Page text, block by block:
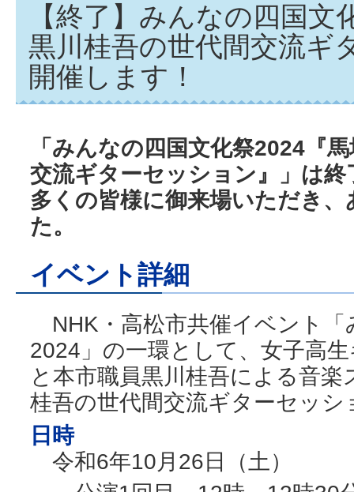
【終了】みんなの四国文
黒川桂吾の世代間交流ギ
開催します！
「みんなの四国文化祭2024『
交流ギターセッション』」は
多くの皆様に御来場いただき
た。
イベント詳細
NHK・高松市共催イベント「
2024」の一環として、女子高
と本市職員黒川桂吾による音
桂吾の世代間交流ギターセッ
日時
令和6年10月26日（土）